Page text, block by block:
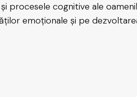
procesele cognitive ale
emoționale și pe